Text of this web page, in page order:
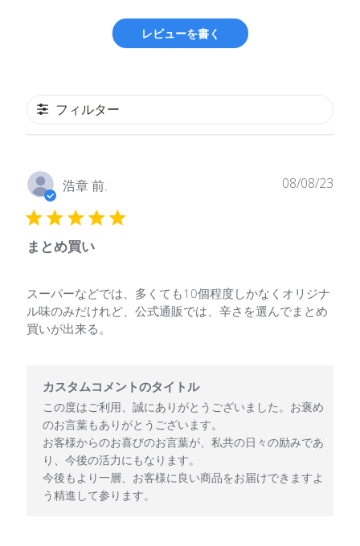
レビューを書く
フィルター
浩章 前.
まとめ買い
スーパーなどでは、多くても10個程度しかなくオリジナ
ル味のみだけれど、公式通販では、辛さを選んでまとめ
買いが出来る。
カスタムコメントのタイトル
この度はご利用、誠にありがとうございました。お褒め
のお言葉もありがとうございます。
お客様からのお喜びのお言葉が、私共の日々の励みであ
り、今後の活力にもなります。
今後もより一層、お客様に良い商品をお届けできますよ
う精進して参ります。
公
08/08/23